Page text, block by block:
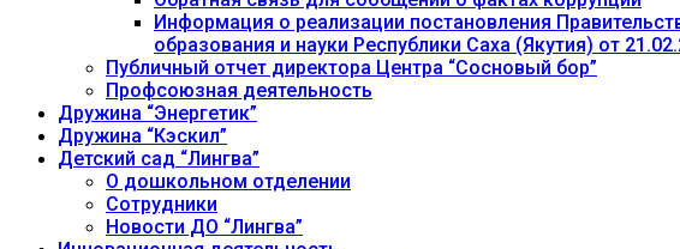
Информация о реализации постановления
образования и науки Республики Саха (Якутия) от
Публичный отчет директора Центра “Сосновый бор”
Профсоюзная деятельность
Дружина “Энергетик”
Дружина “Кэскил”
Детский сад “Лингва”
О дошкольном отделении
Сотрудники
Новости ДО “Лингва”